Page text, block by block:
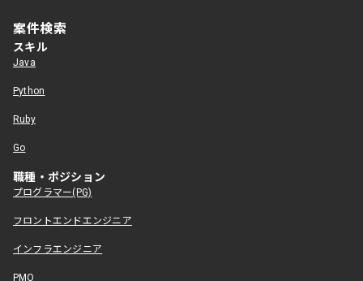
案件検索
スキル
Java
Python
Ruby
Go
職種・ポジション
プログラマー(PG)
フロントエンドエンジニア
インフラエンジニア
PMO